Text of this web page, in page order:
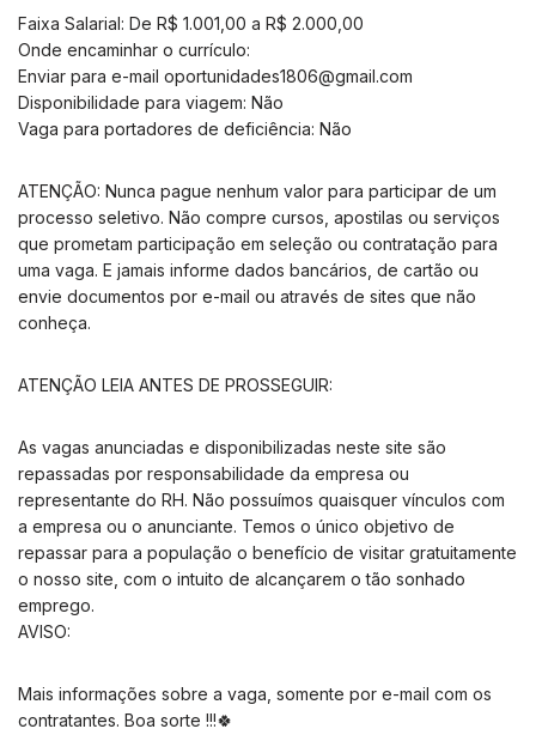
Faixa Salarial: De R$ 1.001,00 a R$ 2.000,00
Onde encaminhar o currículo:
Enviar para e-mail oportunidades1806@gmail.com
Disponibilidade para viagem: Não
Vaga para portadores de deficiência: Não
ATENÇÃO: Nunca pague nenhum valor para participar de um
processo seletivo. Não compre cursos, apostilas ou serviços
que prometam participação em seleção ou contratação para
uma vaga. E jamais informe dados bancários, de cartão ou
envie documentos por e-mail ou através de sites que não
conheça.
ATENÇÃO LEIA ANTES DE PROSSEGUIR:
As vagas anunciadas e disponibilizadas neste site são
repassadas por responsabilidade da empresa ou
representante do RH. Não possuímos quaisquer vínculos com
a empresa ou o anunciante. Temos o único objetivo de
repassar para a população o benefício de visitar gratuitamente
o nosso site, com o intuito de alcançarem o tão sonhado
emprego.
AVISO:
Mais informações sobre a vaga, somente por e-mail com os
contratantes. Boa sorte !!!🍀